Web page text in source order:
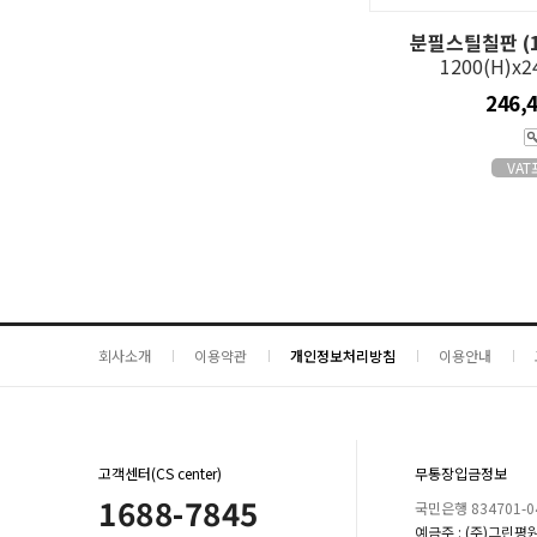
분필스틸칠판
VAT
회사소개 이용약관 개인정보처리방침 이용안내
고객센터(CS center)
1688-7845
무통장입금정보
국민은행 834701-
예금주 : (주)그린평